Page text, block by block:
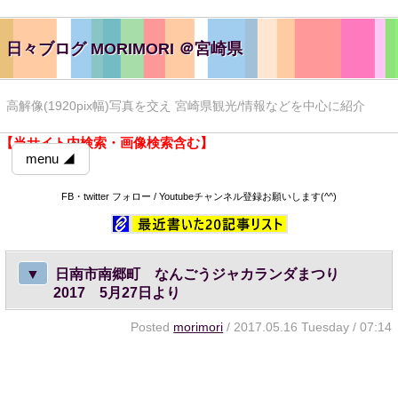
日々ブログ MORIMORI ＠宮崎県
高解像(1920pix幅)写真を交え 宮崎県観光/情報などを中心に紹介
【当サイト内検索・画像検索含む】
menu ◢
FB・twitter フォロー / Youtubeチャンネル登録お願いします(^^)
▼
日南市南郷町 なんごうジャカランダまつり
2017 5月27日より
Posted morimori / 2017.05.16 Tuesday / 07:14